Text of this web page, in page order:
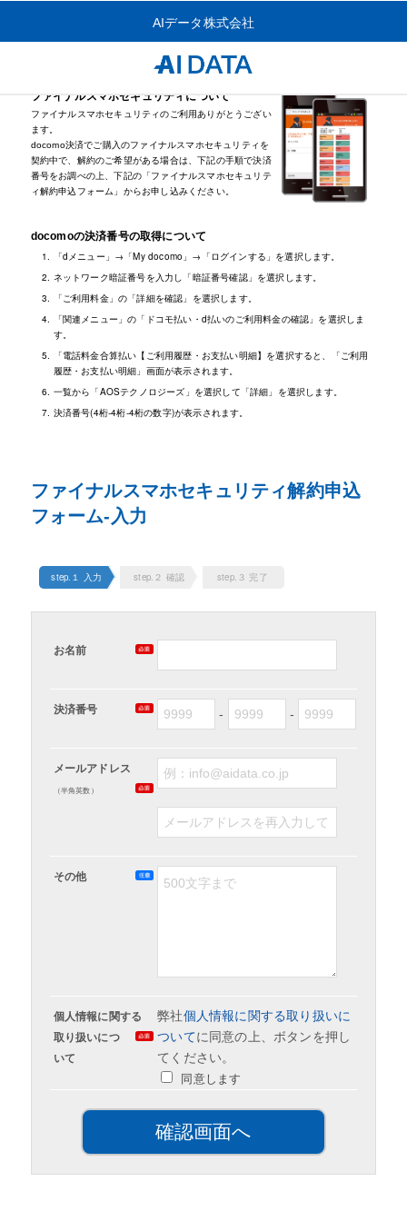
AIデータ株式会社
ファイナルスマホセキュリティについて
ファイナルスマホセキュリティのご利用ありがとうござい
ます。
docomo決済でご購入のファイナルスマホセキュリティを
契約中で、解約のご希望がある場合は、下記の手順で決済
番号をお調べの上、下記の「ファイナルスマホセキュリテ
ィ解約申込フォーム」からお申し込みください。
docomoの決済番号の取得について
「dメニュー」→「My docomo」→「ログインする」を選択します。
ネットワーク暗証番号を入力し「暗証番号確認」を選択します。
「ご利用料金」の「詳細を確認」を選択します。
「関連メニュー」の「ドコモ払い・d払いのご利用料金の確認」を選択しま
す。
「電話料金合算払い【ご利用履歴・お支払い明細】を選択すると、「ご利用
履歴・お支払い明細」画面が表示されます。
一覧から「AOSテクノロジーズ」を選択して「詳細」を選択します。
決済番号(4桁-4桁-4桁の数字)が表示されます。
ファイナルスマホセキュリティ解約申込
フォーム-入力
step.１ 入力 step.２ 確認 step.３ 完了
お名前
決済番号 - -
メールアドレス
（半角英数）
その他
個人情報に関する
取り扱いにつ
いて
弊社個人情報に関する取り扱いに
ついてに同意の上、ボタンを押し
てください。
同意します